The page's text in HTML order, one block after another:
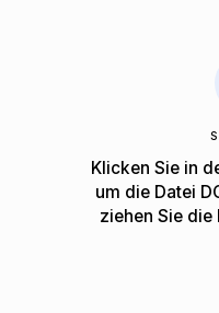
Klicken Sie in
um die Datei
ziehen Sie die